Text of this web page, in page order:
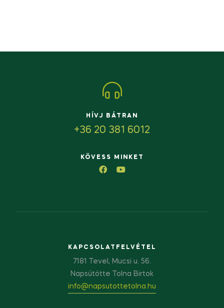
HÍVJ BÁTRAN
+36 20 381 6012
KÖVESS MINKET
KAPCSOLATFELVÉTEL
7181 Tevel, Mucsi u. 56.
Napsütötte Tolna Birtok
info@napsutottetolna.hu